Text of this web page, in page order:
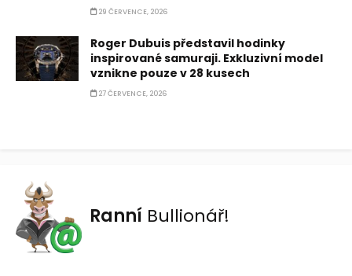
29 ČERVENCE, 2026
Roger Dubuis představil hodinky
inspirované samuraji. Exkluzivní model
vznikne pouze v 28 kusech
27 ČERVENCE, 2026
Ranní Bullionář!